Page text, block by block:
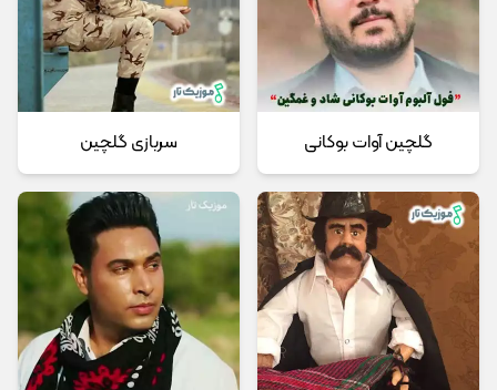
گلچین آوات بوکانی سربازی گلچین